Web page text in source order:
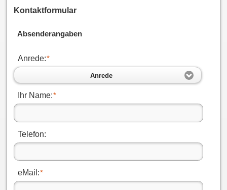
Kontaktformular
Absenderangaben
Anrede:*
Anrede
Ihr Name:*
Telefon:
eMail:*